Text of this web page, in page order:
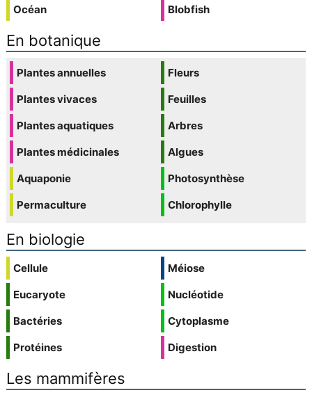
Océan
Blobfish
En botanique
Plantes annuelles
Plantes vivaces
Plantes aquatiques
Plantes médicinales
Aquaponie
Permaculture
Fleurs
Feuilles
Arbres
Algues
Photosynthèse
Chlorophylle
En biologie
Cellule
Eucaryote
Bactéries
Protéines
Méiose
Nucléotide
Cytoplasme
Digestion
Les mammifères